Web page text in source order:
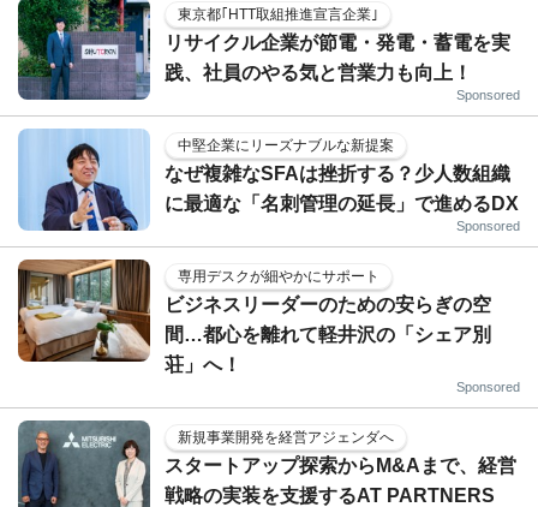
東京都｢HTT取組推進宣言企業｣
リサイクル企業が節電・発電・蓄電を実
践、社員のやる気と営業力も向上！
Sponsored
中堅企業にリーズナブルな新提案
なぜ複雑なSFAは挫折する？少人数組織
に最適な「名刺管理の延長」で進めるDX
Sponsored
専用デスクが細やかにサポート
ビジネスリーダーのための安らぎの空
間…都心を離れて軽井沢の「シェア別
荘」へ！
Sponsored
新規事業開発を経営アジェンダへ
スタートアップ探索からM&Aまで、経営
戦略の実装を支援するAT PARTNERS